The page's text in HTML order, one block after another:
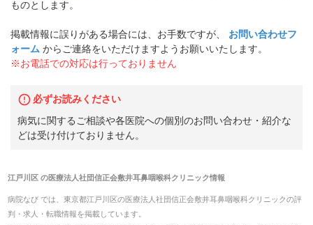
ものとします。
掲載情報に誤りがある場合には、お手数ですが、
お問い合わせフ
ォーム からご連絡をいただけますようお願いいたします。
※お電話での対応は行っておりません
必ずお読みください
病気に関するご相談や各医院への個別のお問い合わせ・紹介な
どは受け付けておりません。
江戸川区の医療法人社団信正会敷井耳鼻咽喉科クリニック情報
病院なび では、 東京都江戸川区の医療法人社団信正会敷井耳鼻咽喉科クリニックの評
判・求人・転職情報を掲載しています。